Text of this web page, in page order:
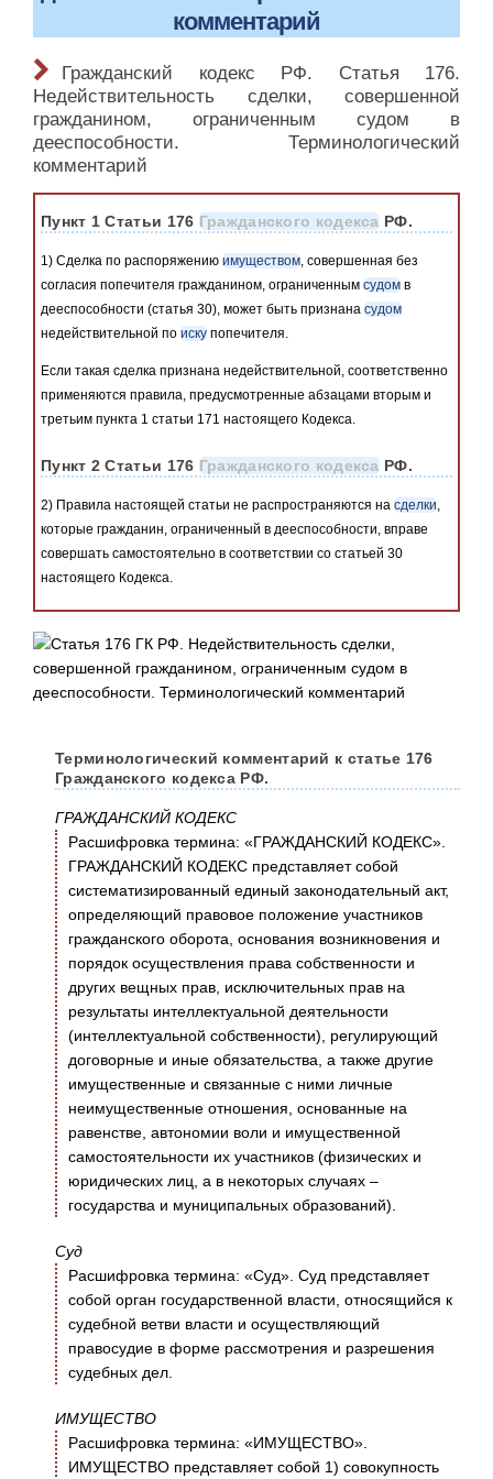
комментарий
Гражданский кодекс РФ. Статья 176.
Недействительность сделки, совершенной
гражданином, ограниченным судом в
дееспособности. Терминологический
комментарий
Пункт 1 Статьи 176 Гражданского кодекса РФ.
1) Сделка по распоряжению имуществом, совершенная без
согласия попечителя гражданином, ограниченным судом в
дееспособности (статья 30), может быть признана судом
недействительной по иску попечителя.
Если такая сделка признана недействительной, соответственно
применяются правила, предусмотренные абзацами вторым и
третьим пункта 1 статьи 171 настоящего Кодекса.
Пункт 2 Статьи 176 Гражданского кодекса РФ.
2) Правила настоящей статьи не распространяются на сделки,
которые гражданин, ограниченный в дееспособности, вправе
совершать самостоятельно в соответствии со статьей 30
настоящего Кодекса.
Терминологический комментарий к статье 176
Гражданского кодекса РФ.
ГРАЖДАНСКИЙ КОДЕКС
Расшифровка термина: «ГРАЖДАНСКИЙ КОДЕКС».
ГРАЖДАНСКИЙ КОДЕКС представляет собой
систематизированный единый законодательный акт,
определяющий правовое положение участников
гражданского оборота, основания возникновения и
порядок осуществления права собственности и
других вещных прав, исключительных прав на
результаты интеллектуальной деятельности
(интеллектуальной собственности), регулирующий
договорные и иные обязательства, а также другие
имущественные и связанные с ними личные
неимущественные отношения, основанные на
равенстве, автономии воли и имущественной
самостоятельности их участников (физических и
юридических лиц, а в некоторых случаях –
государства и муниципальных образований).
Суд
Расшифровка термина: «Суд». Суд представляет
собой орган государственной власти, относящийся к
судебной ветви власти и осуществляющий
правосудие в форме рассмотрения и разрешения
судебных дел.
ИМУЩЕСТВО
Расшифровка термина: «ИМУЩЕСТВО».
ИМУЩЕСТВО представляет собой 1) совокупность